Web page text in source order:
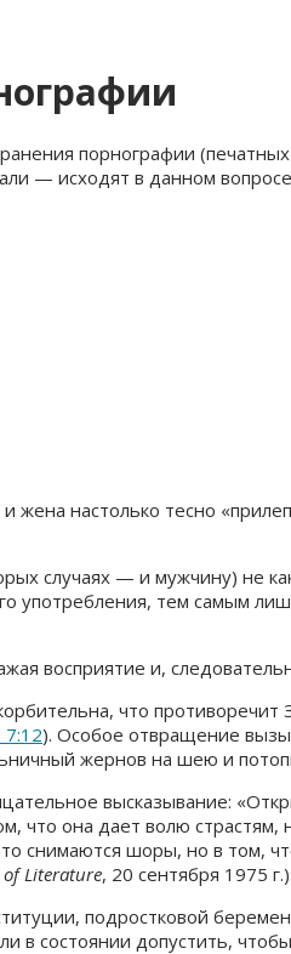
порнографии
— исходят в данном
настолько тесно
случаях — и мужчину) не
употребления, тем самым
восприятие и,
что
). Особое отвращение
жернов на шею и
высказывание:
что она дает волю
снимаются шоры, но в том,
of Literature, 20 сентября 1975 г.).
подростковой
в состоянии допустить,